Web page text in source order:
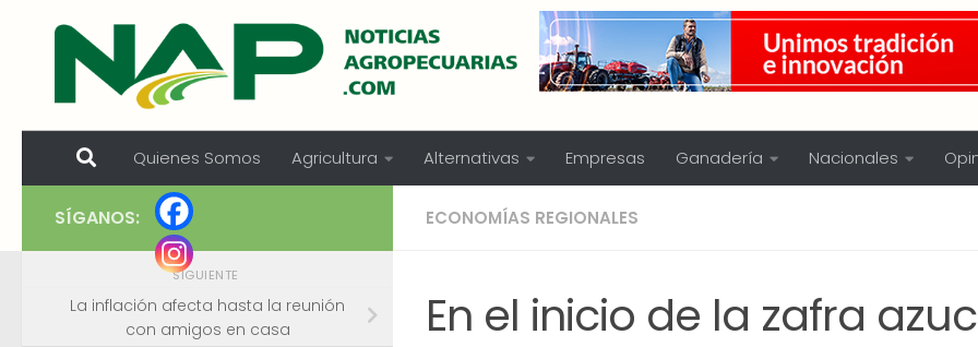
Skip to content
Quienes Somos Agricultura Alternativas Empresas Ganadería Nacionales
ECONOMÍAS REGIONALES
En el inicio de la zafra
SÍGANOS:
SIGUIENTE
La inflación afecta hasta la reunión
con amigos en casa